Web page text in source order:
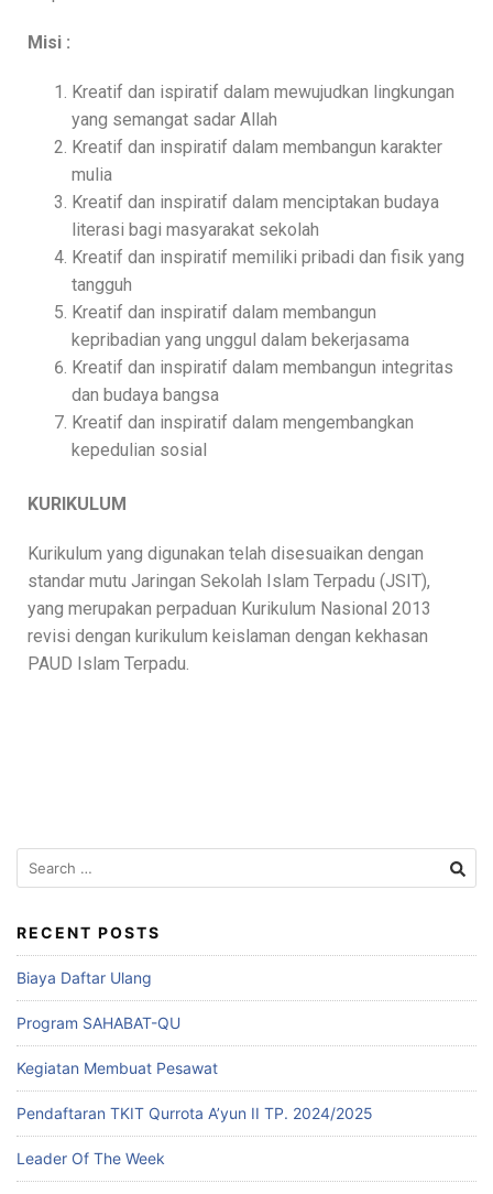
Misi :
Kreatif dan ispiratif dalam mewujudkan lingkungan
yang semangat sadar Allah
Kreatif dan inspiratif dalam membangun karakter
mulia
Kreatif dan inspiratif dalam menciptakan budaya
literasi bagi masyarakat sekolah
Kreatif dan inspiratif memiliki pribadi dan fisik yang
tangguh
Kreatif dan inspiratif dalam membangun
kepribadian yang unggul dalam bekerjasama
Kreatif dan inspiratif dalam membangun integritas
dan budaya bangsa
Kreatif dan inspiratif dalam mengembangkan
kepedulian sosial
KURIKULUM
Kurikulum yang digunakan telah disesuaikan dengan
standar mutu Jaringan Sekolah Islam Terpadu (JSIT),
yang merupakan perpaduan Kurikulum Nasional 2013
revisi dengan kurikulum keislaman dengan kekhasan
PAUD Islam Terpadu.
RECENT POSTS
Biaya Daftar Ulang
Program SAHABAT-QU
Kegiatan Membuat Pesawat
Pendaftaran TKIT Qurrota A’yun II TP. 2024/2025
Leader Of The Week